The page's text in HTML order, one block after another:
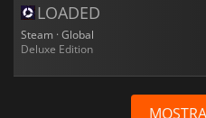
LOADED
Steam · Global
Deluxe Edition